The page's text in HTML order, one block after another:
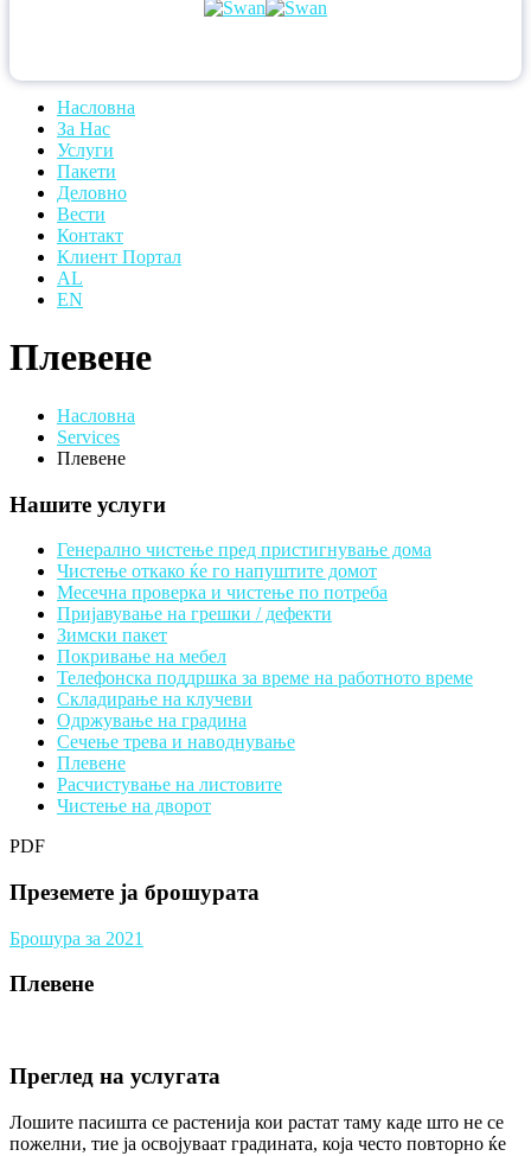
Насловна
За Нас
Услуги
Пакети
Деловно
Вести
Контакт
Клиент Портал
AL
EN
Плевене
Насловна
Services
Плевене
Нашите услуги
Генерално чистење пред пристигнување дома
Чистење откако ќе го напуштите домот
Месечна проверка и чистење по потреба
Пријавување на грешки / дефекти
Зимски пакет
Покривање на мебел
Телефонска поддршка за време на работното време
Складирање на клучеви
Одржување на градина
Сечење трева и наводнување
Плевене
Расчистување на листовите
Чистење на дворот
PDF
Преземете ја брошурата
Брошура за 2021
Плевене
Преглед на услугата
Лошите пасишта се растенија кои растат таму каде што не се
пожелни, тие ја освојуваат градината, која често повторно ќе